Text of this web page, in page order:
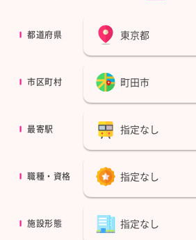
都道府県 東京都
市区町村 町田市
最寄駅 指定なし
職種・資格 指定なし
施設形態 指定なし